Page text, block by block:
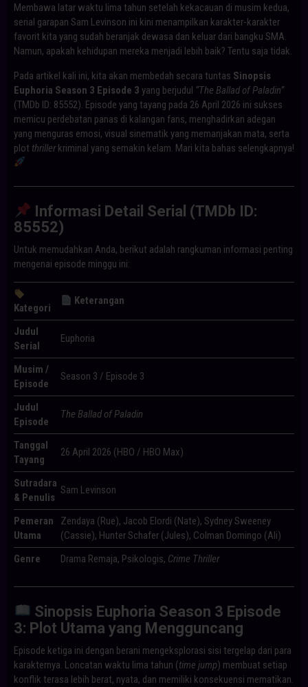
Membawa latar waktu lima tahun setelah kekacauan di musim kedua,
serial garapan Sam Levinson ini kini menampilkan karakter-karakter
favorit kita yang sudah beranjak dewasa dan keluar dari bangku SMA.
Namun, apakah kehidupan mereka menjadi lebih baik? Tentu saja tidak.
Pada artikel kali ini, kita akan membedah secara tuntas Sinopsis
Euphoria Season 3 Episode 3 yang berjudul “The Ballad of Paladin”
(TMDb ID: 85552). Episode yang tayang pada 26 April 2026 ini sukses
memicu perdebatan panas di kalangan fans, menghadirkan adegan
yang menguras emosi, visual sinematik yang memanjakan mata, serta
plot thrillerkriminal yang semakin kelam. Mari kita bahas selengkapnya!
Informasi Detail Serial (TMDb ID:
85552)
Untuk memudahkan Anda, berikut adalah rangkuman informasi penting
mengenai episode minggu ini:
Kategori
Keterangan
Judul
Serial
Euphoria
Musim /
Episode
Season 3 / Episode 3
Judul
Episode
The Ballad of Paladin
Tanggal
Tayang
26 April 2026 (HBO / HBO Max)
Sutradara
& Penulis
Sam Levinson
Pemeran
Utama
Zendaya (Rue), Jacob Elordi (Nate), Sydney Sweeney
(Cassie), Hunter Schafer (Jules), Colman Domingo (Ali)
Genre
Drama Remaja, Psikologis, Crime Thriller
Sinopsis Euphoria Season 3 Episode
3: Plot Utama yang Mengguncang
Episode ketiga ini dengan berani mengeksplorasi sisi tergelap dari para
karakternya. Loncatan waktu lima tahun (time jump) membuat setiap
konflik terasa lebih berat, nyata, dan memiliki konsekuensi mematikan.